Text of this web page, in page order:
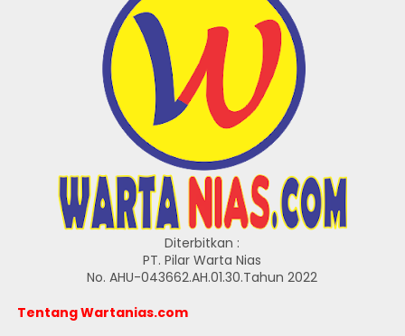
Diterbitkan :
PT. Pilar Warta Nias
No. AHU-043662.AH.01.30.Tahun 2022
Tentang Wartanias.com